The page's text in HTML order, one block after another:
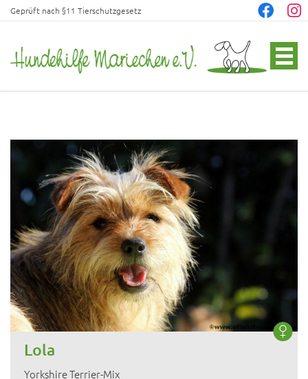
Geprüft nach §11 Tierschutzgesetz
Lola
Yorkshire Terrier-Mix